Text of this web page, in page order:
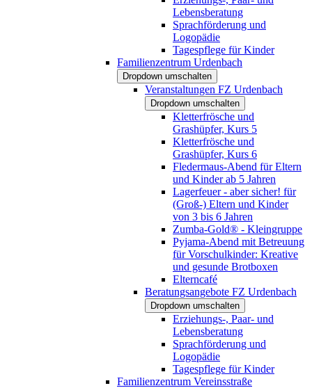
Lebensberatung
Sprachförderung und
Logopädie
Tagespflege für Kinder
Familienzentrum Urdenbach
Dropdown umschalten
Veranstaltungen FZ Urdenbach
Dropdown umschalten
Kletterfrösche und
Grashüpfer, Kurs 5
Kletterfrösche und
Grashüpfer, Kurs 6
Fledermaus-Abend für Eltern
und Kinder ab 5 Jahren
Lagerfeuer - aber sicher! für
(Groß-) Eltern und Kinder
von 3 bis 6 Jahren
Zumba-Gold® - Kleingruppe
Pyjama-Abend mit Betreuung
für Vorschulkinder: Kreative
und gesunde Brotboxen
Elterncafé
Beratungsangebote FZ Urdenbach
Dropdown umschalten
Erziehungs-, Paar- und
Lebensberatung
Sprachförderung und
Logopädie
Tagespflege für Kinder
Familienzentrum Vereinsstraße